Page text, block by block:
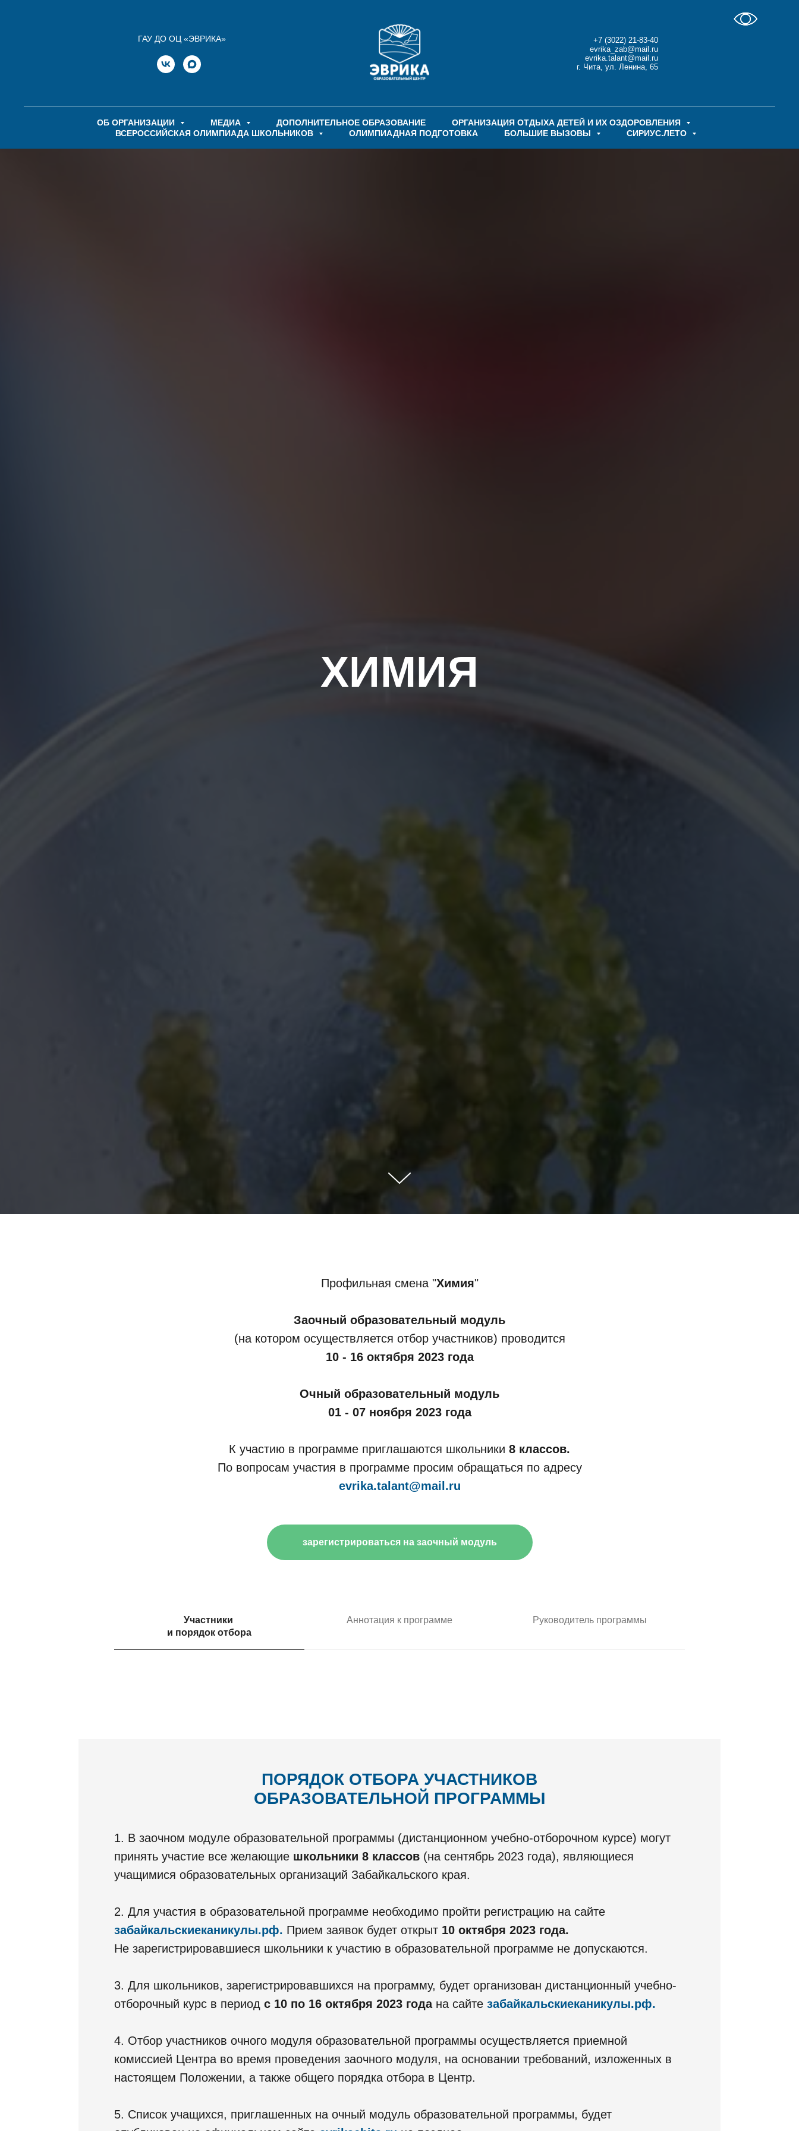
ГАУ ДО ОЦ «ЭВРИКА»
+7 (3022) 21-83-40
evrika_zab@mail.ru
evrika.talant@mail.ru
г. Чита, ул. Ленина, 65
ОБ ОРГАНИЗАЦИИ МЕДИА ДОПОЛНИТЕЛЬНОЕ ОБРАЗОВАНИЕ
ОРГАНИЗАЦИЯ ОТДЫХА ДЕТЕЙ И ИХ ОЗДОРОВЛЕНИЯ
ВСЕРОССИЙСКАЯ ОЛИМПИАДА ШКОЛЬНИКОВ
ОЛИМПИАДНАЯ ПОДГОТОВКА БОЛЬШИЕ ВЫЗОВЫ СИРИУС.ЛЕТО
ХИМИЯ
Профильная смена "Химия"
Заочный образовательный модуль
(на котором осуществляется отбор участников) проводится
10 - 16 октября 2023 года
Очный образовательный модуль
01 - 07 ноября 2023 года
К участию в программе приглашаются школьники 8 классов.
По вопросам участия в программе просим обращаться по адресу
evrika.talant@mail.ru
зарегистрироваться на заочный модуль
Участники
и порядок отбора
Аннотация к программе Руководитель программы
ПОРЯДОК ОТБОРА УЧАСТНИКОВ
ОБРАЗОВАТЕЛЬНОЙ ПРОГРАММЫ
1. В заочном модуле образовательной программы (дистанционном учебно-отборочном курсе) могут
принять участие все желающие школьники 8 классов (на сентябрь 2023 года), являющиеся
учащимися образовательных организаций Забайкальского края.
2. Для участия в образовательной программе необходимо пройти регистрацию на сайте
забайкальскиеканикулы.рф. Прием заявок будет открыт 10 октября 2023 года.
Не зарегистрировавшиеся школьники к участию в образовательной программе не допускаются.
3. Для школьников, зарегистрировавшихся на программу, будет организован дистанционный учебно-
отборочный курс в период с 10 по 16 октября 2023 года на сайте забайкальскиеканикулы.рф.
4. Отбор участников очного модуля образовательной программы осуществляется приемной
комиссией Центра во время проведения заочного модуля, на основании требований, изложенных в
настоящем Положении, а также общего порядка отбора в Центр.
5. Список учащихся, приглашенных на очный модуль образовательной программы, будет